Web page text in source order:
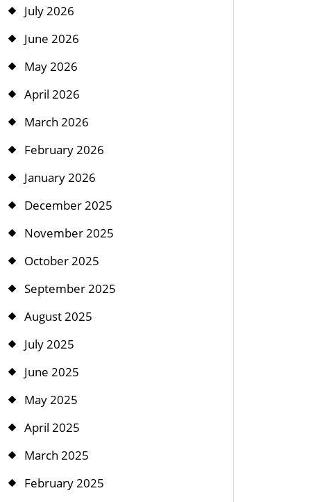
July 2026
June 2026
May 2026
April 2026
March 2026
February 2026
January 2026
December 2025
November 2025
October 2025
September 2025
August 2025
July 2025
June 2025
May 2025
April 2025
March 2025
February 2025